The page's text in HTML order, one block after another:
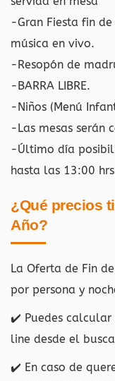
-Gran Fiesta fin
música en vivo.
-Resopón de
-BARRA LIBRE.
-Niños (Menú
-Las mesas serán
-Último día
hasta las 13:00 hrs
¿Qué precios
Año?
La Oferta de Fin
por persona y
✔️ Puedes calcular
line desde el
✔️ En caso de